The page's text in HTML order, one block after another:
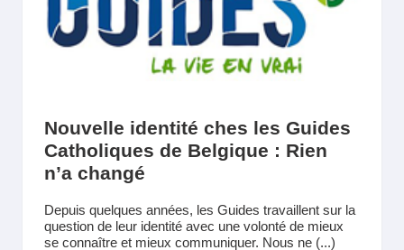
Nouvelle identité ches les Guides
Catholiques de Belgique : Rien
n’a changé
Depuis quelques années, les Guides travaillent sur la
question de leur identité avec une volonté de mieux
se connaître et mieux communiquer. Nous ne (...)